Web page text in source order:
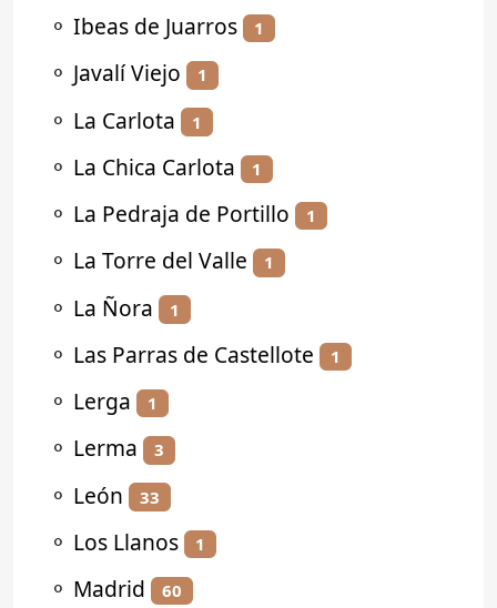
⚬ Ibeas de Juarros 1
⚬ Javalí Viejo 1
⚬ La Carlota 1
⚬ La Chica Carlota 1
⚬ La Pedraja de Portillo 1
⚬ La Torre del Valle 1
⚬ La Ñora 1
⚬ Las Parras de Castellote 1
⚬ Lerga 1
⚬ Lerma 3
⚬ León 33
⚬ Los Llanos 1
⚬ Madrid 60